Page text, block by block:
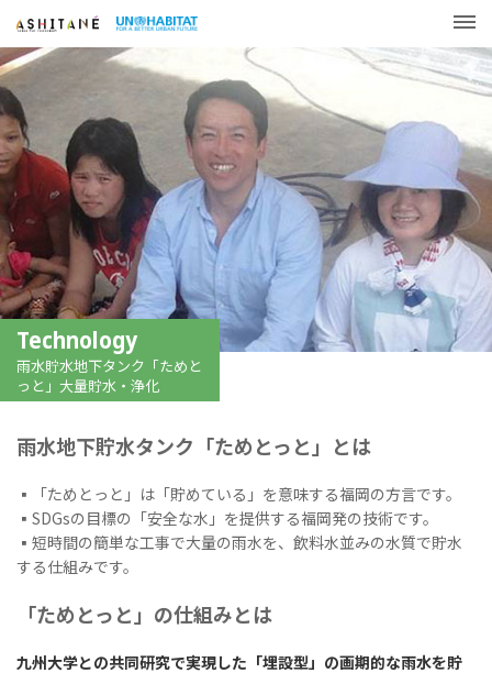
Technology
雨水貯水地下タンク「ためと
っと」大量貯水・浄化
雨水地下貯水タンク「ためとっと」とは
▪︎「ためとっと」は「貯めている」を意味する福岡の方言です。
▪︎SDGsの目標の「安全な水」を提供する福岡発の技術です。
▪︎短時間の簡単な工事で大量の雨水を、飲料水並みの水質で貯水
する仕組みです。
「ためとっと」の仕組みとは
九州大学との共同研究で実現した「埋設型」の画期的な雨水を貯